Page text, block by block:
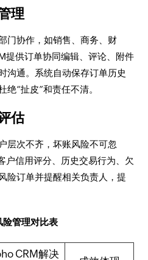
理
门协作，如销售、商务、财
提供订单协同编辑、评论、附件
沟通。系统自动保存订单历史
绝“扯皮”和责任不清。
估
层次不齐，坏账风险不可忽
户信用评分、历史交易行为、欠
险订单并提醒相关负责人，提
险管理对比表
CRM解决